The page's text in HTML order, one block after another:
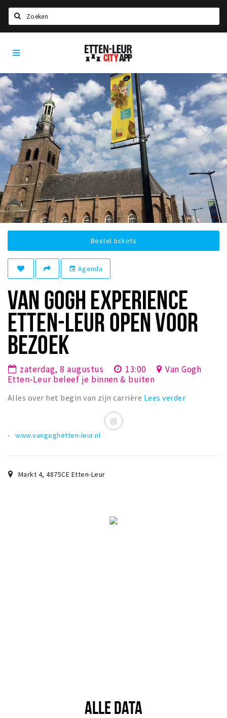
Home
Agenda
Deals
Party pics
Nieuws, interviews & blogs
Eten
Drinken
Slapen
Recreatief
Winkels
Parkeren
Musea, theaters & podia
Uitjes & activiteiten
Toeristische routes
Natuurgebieden
Baroniepoorten
Sport
Etten-
Leur
App
Bestel tickets
event Agenda
VAN GOGH EXPERIENCE
ETTEN-LEUR OPEN VOOR
BEZOEK
zaterdag, 8 augustus 13:00
Van Gogh
Etten-Leur beleef je binnen & buiten
Alles over het begin van zijn carrière Lees verder
www.vangoghetten-leur.nl
Markt 4,4875CE Etten-Leur
ALLE DATA